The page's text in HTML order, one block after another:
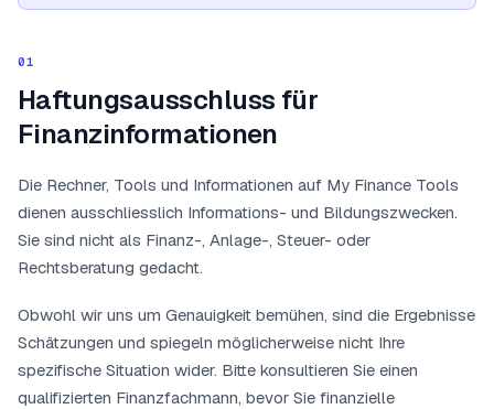
01
Haftungsausschluss für
Finanzinformationen
Die Rechner, Tools und Informationen auf My Finance Tools
dienen ausschliesslich Informations- und Bildungszwecken.
Sie sind nicht als Finanz-, Anlage-, Steuer- oder
Rechtsberatung gedacht.
Obwohl wir uns um Genauigkeit bemühen, sind die Ergebnisse
Schätzungen und spiegeln möglicherweise nicht Ihre
spezifische Situation wider. Bitte konsultieren Sie einen
qualifizierten Finanzfachmann, bevor Sie finanzielle